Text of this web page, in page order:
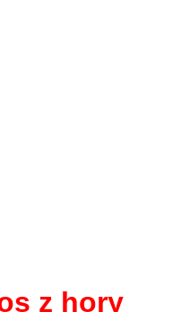
z hory